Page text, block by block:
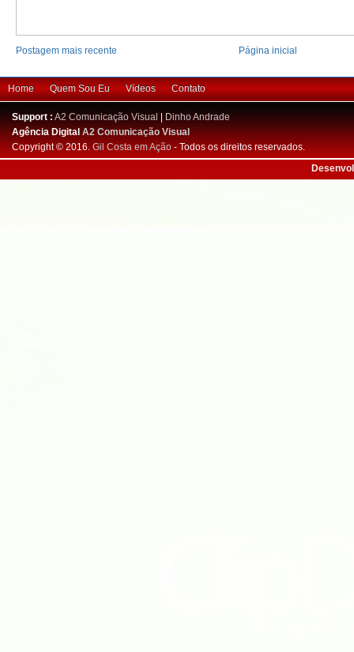
Postagem mais recente Página inicial
Home Quem Sou Eu Vídeos Contato
Support : A2 Comunicação Visual | Dinho Andrade
Agência DigitalA2 Comunicação Visual
Copyright © 2016. Gil Costa em Ação - Todos os direitos reservados.